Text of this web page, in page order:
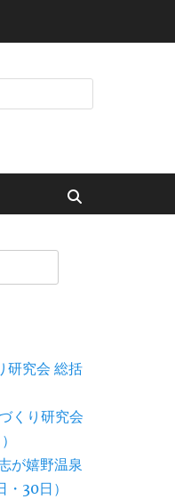
研究会 総括
くり研究会
が嬉野温泉
30日）